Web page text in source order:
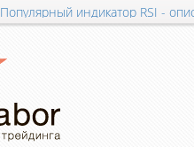
Популярный индикатор RSI -